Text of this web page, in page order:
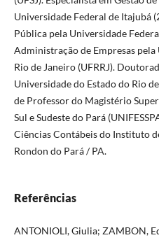
Universidade Federal de Itajubá
Pública pela Universidade
Administração de Empresas
Rio de Janeiro (UFRRJ).
Universidade do Estado do Rio
de Professor do Magistério
Sul e Sudeste do Pará
Ciências Contábeis do Instituto
Rondon do Pará / PA.
Referências
ANTONIOLI, Giulia; ZAMBON,